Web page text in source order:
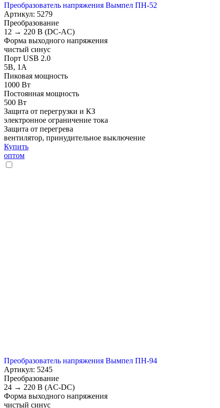
Преобразователь напряжения Вымпел ПН-52
Артикул: 5279
Преобразование
12 → 220 В (DC-AC)
Форма выходного напряжения
чистый синус
Порт USB 2.0
5В, 1А
Пиковая мощность
1000 Вт
Постоянная мощность
500 Вт
Защита от перегрузки и КЗ
электронное ограничение тока
Защита от перегрева
вентилятор, принудительное выключение
Купить
оптом
Преобразователь напряжения Вымпел ПН-94
Артикул: 5245
Преобразование
24 → 220 В (AC-DC)
Форма выходного напряжения
чистый синус